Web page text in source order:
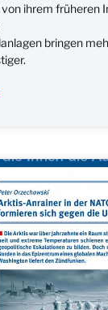
ihrem früheren
bringen